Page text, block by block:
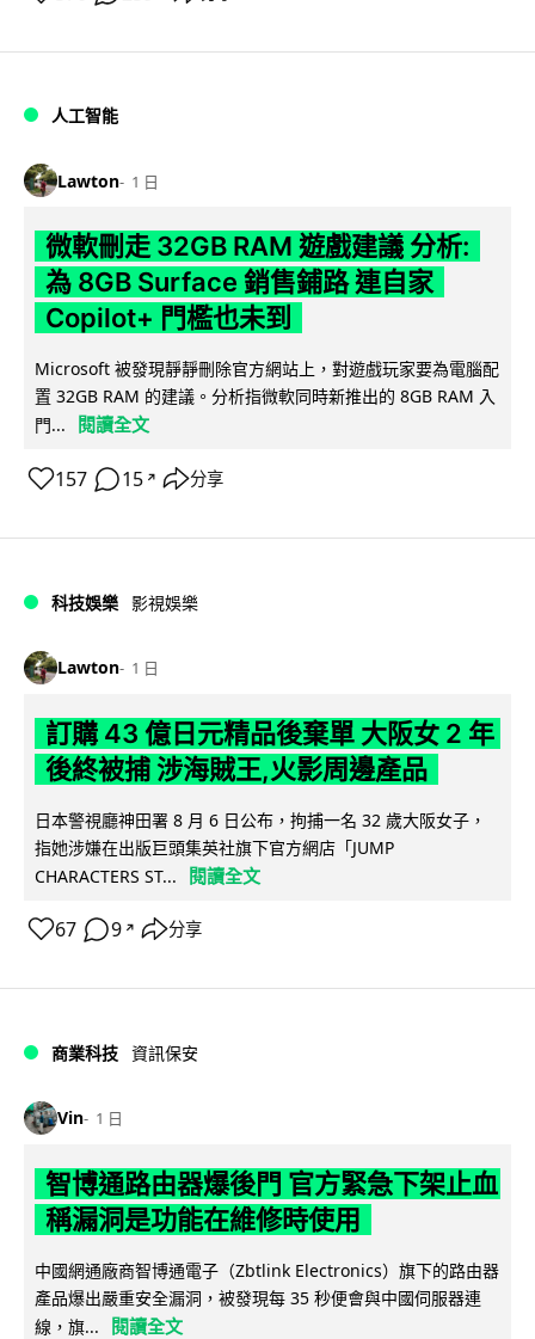
人工智能
Lawton 1 日
微軟刪走 32GB RAM 遊戲建議 分析:
為 8GB Surface 銷售鋪路 連自家
Copilot+ 門檻也未到
Microsoft 被發現靜靜刪除官方網站上，對遊戲玩家要為電腦配
置 32GB RAM 的建議。分析指微軟同時新推出的 8GB RAM 入
門...
閱讀全文
157 15 ↗ 分享
科技娛樂 影視娛樂
Lawton 1 日
訂購 43 億日元精品後棄單 大阪女 2 年
後終被捕 涉海賊王,火影周邊產品
日本警視廳神田署 8 月 6 日公布，拘捕一名 32 歲大阪女子，
指她涉嫌在出版巨頭集英社旗下官方網店「JUMP
CHARACTERS ST...
閱讀全文
67 9 ↗ 分享
商業科技 資訊保安
Vin 1 日
智博通路由器爆後門 官方緊急下架止血
稱漏洞是功能在維修時使用
中國網通廠商智博通電子（Zbtlink Electronics）旗下的路由器
產品爆出嚴重安全漏洞，被發現每 35 秒便會與中國伺服器連
線，旗...
閱讀全文